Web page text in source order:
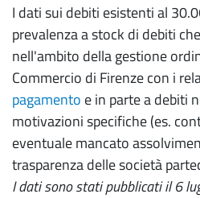
I dati sui debiti esistenti al
prevalenza a stock di debiti
nell'ambito della gestione
Commercio di Firenze con i
pagamento e in parte a debiti
motivazioni specifiche (es.
eventuale mancato
trasparenza delle società
I dati sono stati pubblicati il 6